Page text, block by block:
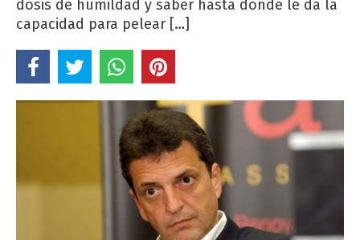
dosis de humildad y saber hasta dónde le da la
capacidad para pelear […]